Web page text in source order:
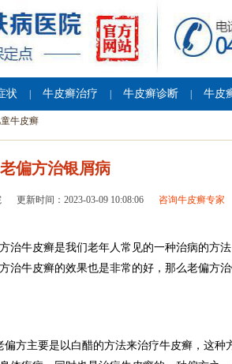
状 牛皮癣治疗 牛皮癣诊断 牛皮
童牛皮癣
老偏方治银屑病
更新时间：2023-03-09 10:08:06 咨询牛皮癣专家
治牛皮癣是我们老年人常见的一种治病的方
治牛皮癣的效果也是非常的好，那么老偏方
方主要是以白醋的方法来治疗牛皮癣，这种